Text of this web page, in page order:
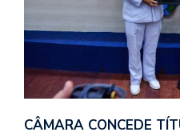
CÂMARA CONCEDE